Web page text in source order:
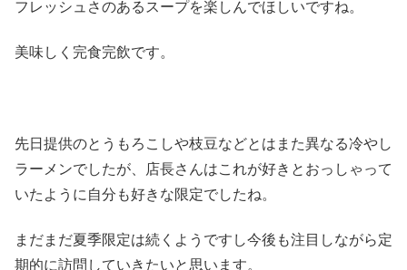
フレッシュさのあるスープを楽しんでほしいですね。
美味しく完食完飲です。
先日提供のとうもろこしや枝豆などとはまた異なる冷やし
ラーメンでしたが、店長さんはこれが好きとおっしゃって
いたように自分も好きな限定でしたね。
まだまだ夏季限定は続くようですし今後も注目しながら定
期的に訪問していきたいと思います。